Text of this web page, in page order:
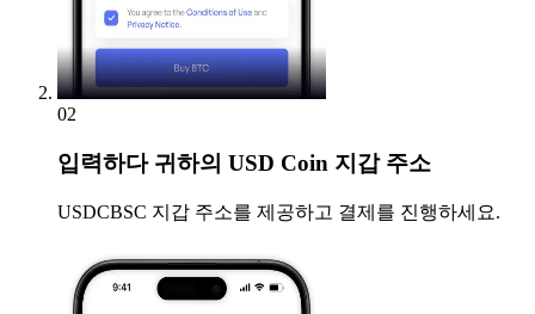
02
입력하다귀하의 USD Coin 지갑 주소
USDCBSC 지갑 주소를 제공하고 결제를 진행하세요.